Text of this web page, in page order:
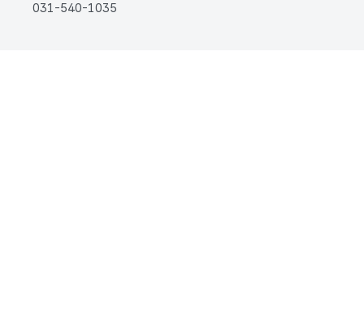
031-540-1035